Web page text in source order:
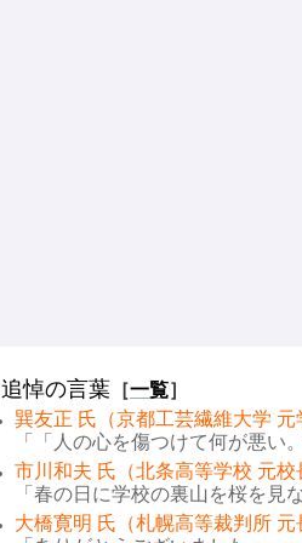
追悼の言葉 ［一覧］
巽友正 氏（京都工芸繊維大学 元
「「人の心を傷つけて何が悪い
市川和夫 氏（北条高等学校 元校
「春の日に学校の裏山を桜を見
大橋寛明 氏（札幌高等裁判所